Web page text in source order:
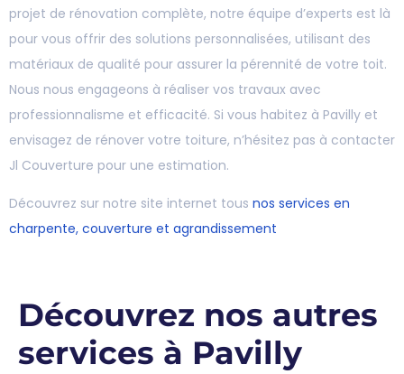
projet de rénovation complète, notre équipe d’experts est là
pour vous offrir des solutions personnalisées, utilisant des
matériaux de qualité pour assurer la pérennité de votre toit.
Nous nous engageons à réaliser vos travaux avec
professionnalisme et efficacité. Si vous habitez à Pavilly et
envisagez de rénover votre toiture, n’hésitez pas à contacter
Jl Couverture pour une estimation.
Découvrez sur notre site internet tous nos services en
charpente, couverture et agrandissement
Découvrez nos autres
services à Pavilly